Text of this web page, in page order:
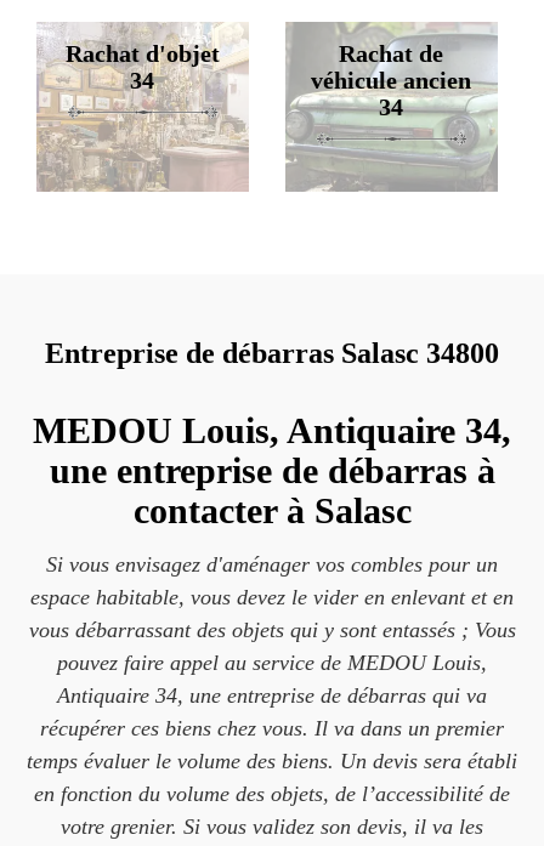
Rachat d'objet
34
Rachat de
véhicule ancien
34
Entreprise de débarras Salasc 34800
MEDOU Louis, Antiquaire 34,
une entreprise de débarras à
contacter à Salasc
Si vous envisagez d'aménager vos combles pour un
espace habitable, vous devez le vider en enlevant et en
vous débarrassant des objets qui y sont entassés ; Vous
pouvez faire appel au service de MEDOU Louis,
Antiquaire 34, une entreprise de débarras qui va
récupérer ces biens chez vous. Il va dans un premier
temps évaluer le volume des biens. Un devis sera établi
en fonction du volume des objets, de l’accessibilité de
votre grenier. Si vous validez son devis, il va les